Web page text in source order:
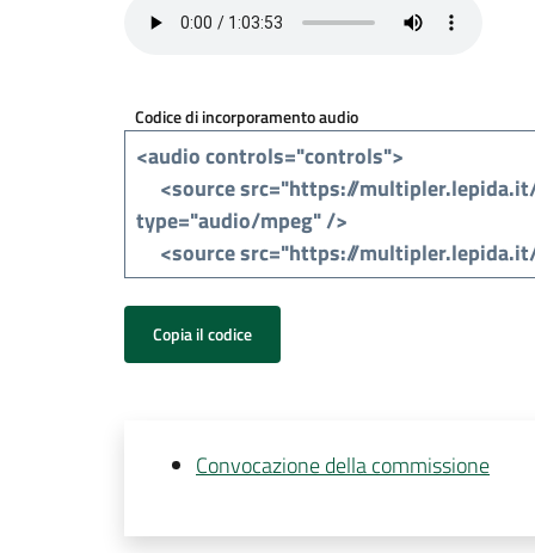
Codice di incorporamento audio
Copia il codice
Convocazione della commissione